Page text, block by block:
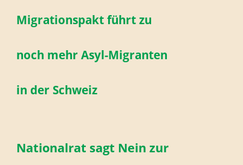
Migrationspakt führt zu
noch mehr Asyl-Migranten
in der Schweiz
Nationalrat sagt Nein zur